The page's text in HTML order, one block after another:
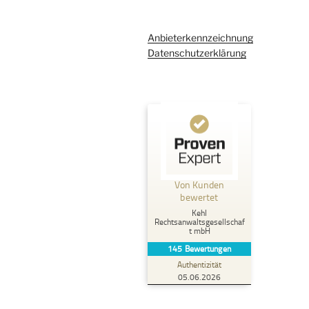
Anbieterkennzeichnung
Datenschutzerklärung
Von Kunden
bewertet
Kehl
Rechtsanwaltsgesellschaf
t mbH
145 Bewertungen
Authentizität
05.06.2026
Kundenbewertungen und Erfahrungen zu
Kehl Rechtsanwaltsgesellschaft mbH
38
ProvenExpert.com
107
Bewertungen von